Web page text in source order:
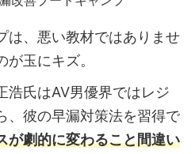
は、悪い教材ではありませ
玉にキズ。
浩氏はAV男優界ではレジ
、彼の早漏対策法を習得で
が劇的に変わること間違い